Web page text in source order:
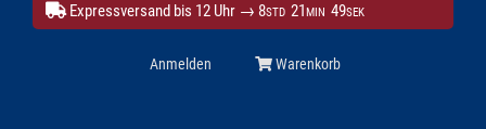
Expressversand bis 12 Uhr → 8STD 21MIN 48SEK
Anmelden Warenkorb